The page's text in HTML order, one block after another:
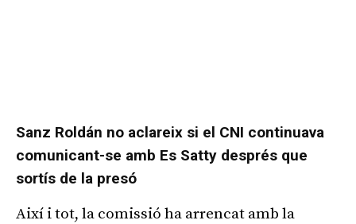
Sanz Roldán no aclareix si el CNI continuava
comunicant-se amb Es Satty després que
sortís de la presó
Així i tot, la comissió ha arrencat amb la